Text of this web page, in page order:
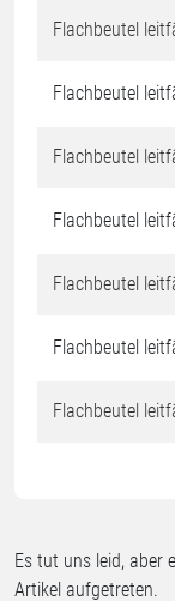
Flachbeutel
Flachbeutel
Flachbeutel
Flachbeutel
Flachbeutel
Flachbeutel
Flachbeutel
Es tut uns leid, aber
Artikel aufgetreten.